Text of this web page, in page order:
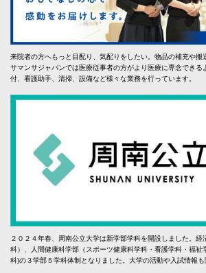
来院者の方へもっと目配り、気配りをしたい。物品の補充や搬
サマンサジャパンでは医療従事者の方がより医療に専念できる
付、看護助手、清掃、設備など様々な業務を行っています。
２０２４年春、周南公立大学は新学部学科を開設しました。経
科）、人間健康科学部（スポーツ健康科学科・看護学科・福祉
科)の３学部５学科体制となりました。大学の活動や入試情報も